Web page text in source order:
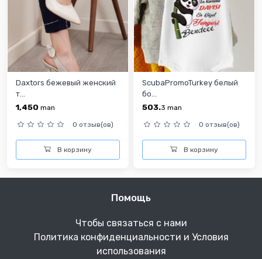
Daxtors бежевый женский
т...
1,450 man
0 отзыв(ов)
В корзину
ScubaPromoTurkey белый
бо...
503.3 man
0 отзыв(ов)
В корзину
Помощь
Чтобы связаться с нами
Политика конфиденциальности и Условия
использования